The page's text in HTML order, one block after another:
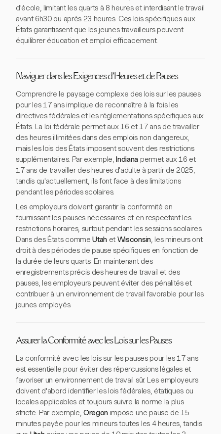
d'école, limitant les quarts à 8 heures et interdisant le travail
avant 6h30 ou après 23 heures. Ces lois spécifiques aux
États garantissent que les jeunes travailleurs peuvent
équilibrer éducation et emploi efficacement.
Naviguer dans les Exigences d'Heures et de Pauses
Comprendre le paysage complexe des lois sur les pauses
pour les 17 ans implique de reconnaître à la fois les
directives fédérales et les réglementations spécifiques aux
États. La loi fédérale permet aux 16 et 17 ans de travailler
des heures illimitées dans des emplois non dangereux,
mais les lois des États imposent souvent des restrictions
supplémentaires. Par exemple,Indiana permet aux 16 et
17 ans de travailler des heures d'adulte à partir de 2025,
tandis qu'actuellement, ils font face à des limitations
pendant les périodes scolaires.
Les employeurs doivent garantir la conformité en
fournissant les pauses nécessaires et en respectant les
restrictions horaires, surtout pendant les sessions scolaires.
Dans des États commeUtah et Wisconsin, les mineurs ont
droit à des périodes de pause spécifiques en fonction de
la durée de leurs quarts. En maintenant des
enregistrements précis des heures de travail et des
pauses, les employeurs peuvent éviter des pénalités et
contribuer à un environnement de travail favorable pour les
jeunes employés.
Assurer la Conformité avec les Lois sur les Pauses
La conformité avec les lois sur les pauses pour les 17 ans
est essentielle pour éviter des répercussions légales et
favoriser un environnement de travail sûr. Les employeurs
doivent d'abord identifier les lois fédérales, étatiques ou
locales applicables et toujours suivre la norme la plus
stricte. Par exemple, Oregon impose une pause de 15
minutes payée pour les mineurs toutes les 4 heures, tandis